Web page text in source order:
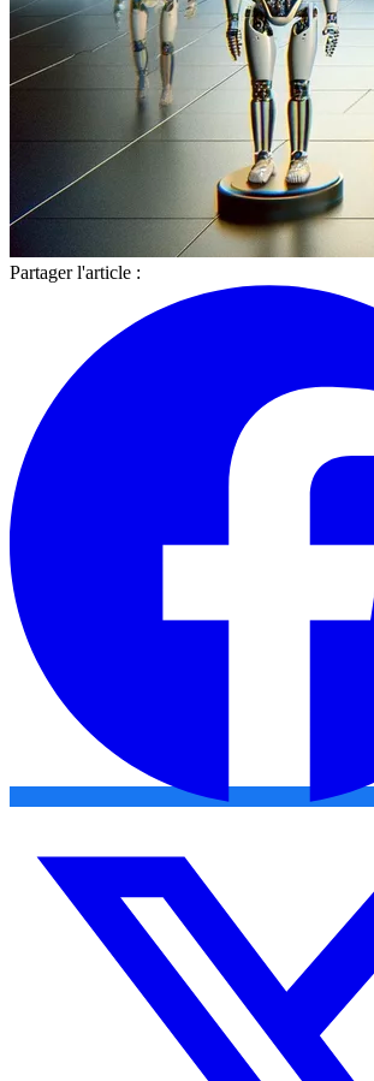
Partager l'article :